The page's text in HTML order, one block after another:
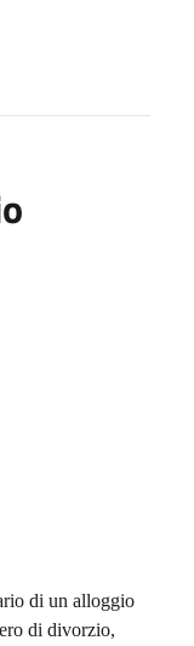
di un alloggio
di divorzio,